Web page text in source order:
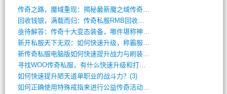
传奇之路，魔域重现：揭秘最新魔之域传奇攻(712)
回收钱银，满载而归：传奇私服RMB回收装(548)
亟待解答：传奇十大变态装备，哪件堪称神器(347)
新开私服天下无双：如何快速升级，称霸服务(681)
新传奇私服电脑版如何快速提升战力与刷装备(835)
寻找WOO传奇私服，有什么快速升级和打宝(864)
如何快速提升陋天道单职业的战斗力？(3)
如何正确使用特殊戒指来进行公益传奇活动？(10)